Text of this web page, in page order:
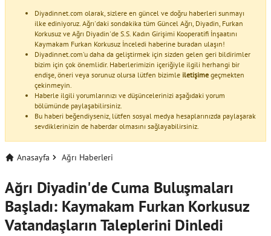
Diyadinnet.com olarak, sizlere en güncel ve doğru haberleri sunmayı
ilke ediniyoruz. Ağrı'daki sondakika tüm Güncel Ağrı, Diyadin, Furkan
Korkusuz ve Ağrı Diyadin'de S.S. Kadın Girişimi Kooperatifi İnşaatını
Kaymakam Furkan Korkusuz İnceledi haberine buradan ulaşın!
Diyadinnet.com'u daha da geliştirmek için sizden gelen geri bildirimler
bizim için çok önemlidir. Haberlerimizin içeriğiyle ilgili herhangi bir
endişe, öneri veya sorunuz olursa lütfen bizimle iletişime geçmekten
çekinmeyin.
Haberle ilgili yorumlarınızı ve düşüncelerinizi aşağıdaki yorum
bölümünde paylaşabilirsiniz.
Bu haberi beğendiyseniz, lütfen sosyal medya hesaplarınızda paylaşarak
sevdiklerinizin de haberdar olmasını sağlayabilirsiniz.
Anasayfa Ağrı Haberleri
Ağrı Diyadin'de Cuma Buluşmaları
Başladı: Kaymakam Furkan Korkusuz
Vatandaşların Taleplerini Dinledi